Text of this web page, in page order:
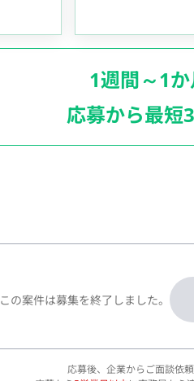
1週間～1か
応募から最短
この案件は募集を終了しました。
応募後、企業からご面談依